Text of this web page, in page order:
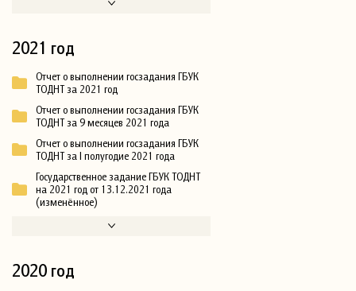
2021 год
Отчет о выполнении госзадания ГБУК
ТОДНТ за 2021 год
Отчет о выполнении госзадания ГБУК
ТОДНТ за 9 месяцев 2021 года
Отчет о выполнении госзадания ГБУК
ТОДНТ за I полугодие 2021 года
Государственное задание ГБУК ТОДНТ
на 2021 год от 13.12.2021 года
(изменённое)
2020 год